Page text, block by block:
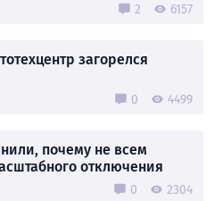
2 6157
загорелся
0 4499
почему не всем
отключения
0 2304